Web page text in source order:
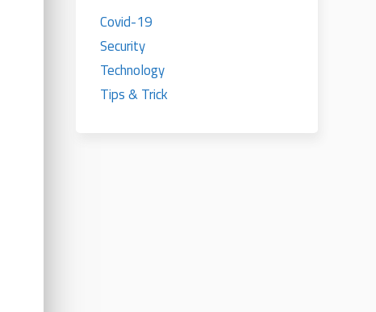
Covid-19
Security
Technology
Tips & Trick